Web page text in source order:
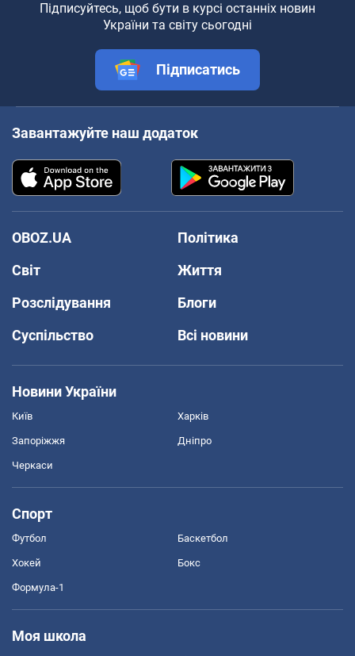
Підписуйтесь, щоб бути в курсі останніх новин
України та світу сьогодні
Підписатись
Завантажуйте наш додаток
OBOZ.UA
Політика
Світ
Життя
Розслідування
Блоги
Суспільство
Всі новини
Новини України
Київ Харків
Запоріжжя Дніпро
Черкаси
Спорт
Футбол Баскетбол
Хокей Бокс
Формула-1
Моя школа